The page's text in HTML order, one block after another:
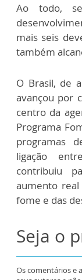
Ao todo,
mais seis
também
O Brasil, de
avançou por
centro da
Programa
programas
ligação
contribuiu
aumento real
fome e das
Seja o
Os comentários e